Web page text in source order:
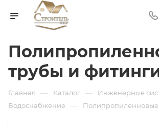
трубы и
Главная — Каталог — Инженерные
Водоснабжение — Полипропиленновые